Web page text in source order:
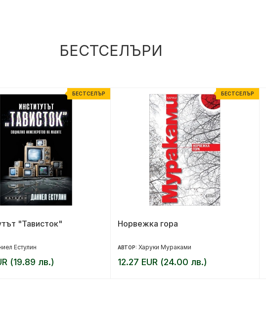
БЕСТСЕЛЪРИ
БЕСТСЕЛЪР
"Тависток"
Естулин
(19.89 лв.)
БЕСТСЕЛЪР
Норвежка гора
АВТОР: Харуки Мураками
12.27 EUR (24.00 лв.)